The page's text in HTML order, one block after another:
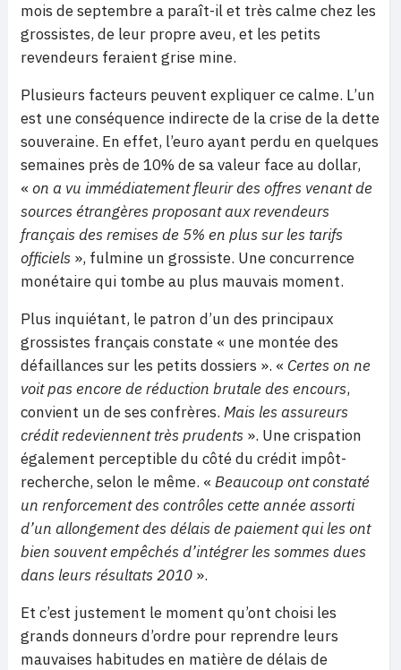
mois de septembre a paraît-il et très calme chez les
grossistes, de leur propre aveu, et les petits
revendeurs feraient grise mine.
Plusieurs facteurs peuvent expliquer ce calme. L’un
est une conséquence indirecte de la crise de la dette
souveraine. En effet, l’euro ayant perdu en quelques
semaines près de 10% de sa valeur face au dollar,
« on a vu immédiatement fleurir des offres venant de
sources étrangères proposant aux revendeurs
français des remises de 5% en plus sur les tarifs
officiels », fulmine un grossiste. Une concurrence
monétaire qui tombe au plus mauvais moment.
Plus inquiétant, le patron d’un des principaux
grossistes français constate « une montée des
défaillances sur les petits dossiers ». « Certes on ne
voit pas encore de réduction brutale des encours,
convient un de ses confrères. Mais les assureurs
crédit redeviennent très prudents ». Une crispation
également perceptible du côté du crédit impôt-
recherche, selon le même. « Beaucoup ont constaté
un renforcement des contrôles cette année assorti
d’un allongement des délais de paiement qui les ont
bien souvent empêchés d’intégrer les sommes dues
dans leurs résultats 2010 ».
Et c’est justement le moment qu’ont choisi les
grands donneurs d’ordre pour reprendre leurs
mauvaises habitudes en matière de délais de